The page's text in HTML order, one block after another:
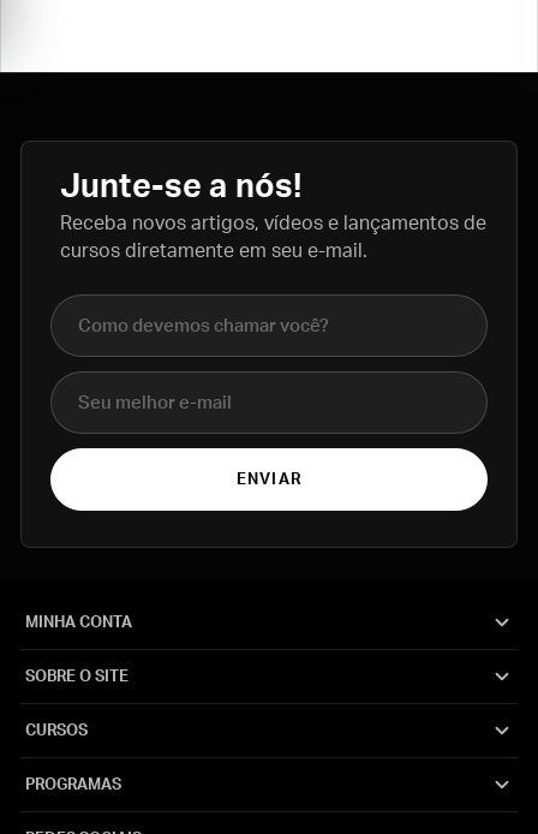
Junte-se a nós!
Receba novos artigos, vídeos e lançamentos de
cursos diretamente em seu e-mail.
Nome completo
E-mail
ENVIAR
MINHA CONTA
SOBRE O SITE
CURSOS
PROGRAMAS